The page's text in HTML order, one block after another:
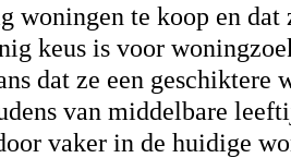
woningen te koop en dat
keus is voor
dat ze een geschiktere
van middelbare
vaker in de huidige